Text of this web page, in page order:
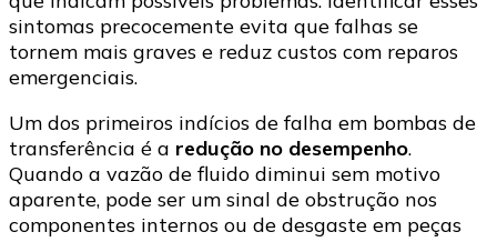
sintomas precocemente evita que falhas se
tornem mais graves e reduz custos com reparos
emergenciais.
Um dos primeiros indícios de falha em bombas de
transferência é a redução no desempenho.
Quando a vazão de fluido diminui sem motivo
aparente, pode ser um sinal de obstrução nos
componentes internos ou de desgaste em peças